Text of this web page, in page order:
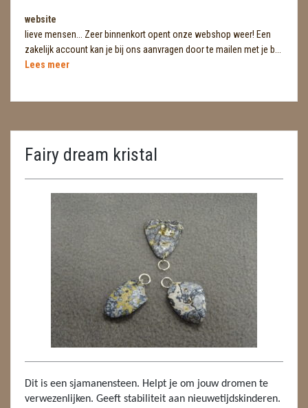
BROEKZAKSTENEN
CADEAUBONNEN
DIERTJES
DIVERSE
ENGELEN
GEODE 'S / STANDAARDS
GESLEPEN STENEN
HANGERS
HANGERS
LUXE HANGERS
HARTEN
HUISREINIGING
website
lieve mensen... Zeer binnenkort opent onze webshop weer! Een
zakelijk account kan je bij ons aanvragen door te mailen met je b...
Lees meer
Fairy dream kristal
Dit is een sjamanensteen. Helpt je om jouw dromen te
verwezenlijken. Geeft stabiliteit aan nieuwetijdskinderen.